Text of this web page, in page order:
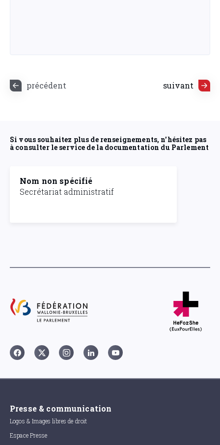
précédent suivant
Si vous souhaitez plus de renseignements, n'hésitez pas
à consulter le service de la documentation du Parlement
Nom non spécifié
Secrétariat administratif
Presse & communication
Logos & Images libres de droit
Espace Presse